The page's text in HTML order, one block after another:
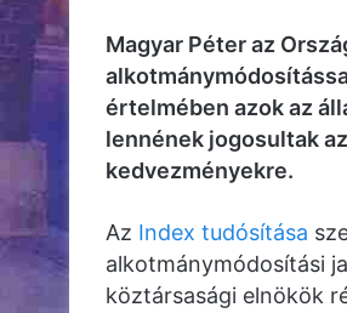
Magyar Péter az
értelmében azok az
lennének jogosultak
kedvezményekre.
Az Index tudósítása
alkotmánymódosítási
köztársasági elnökök